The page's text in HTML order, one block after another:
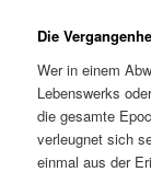
Die
Wer in einem
Lebenswerks
die gesamte
verleugnet sich
einmal aus der